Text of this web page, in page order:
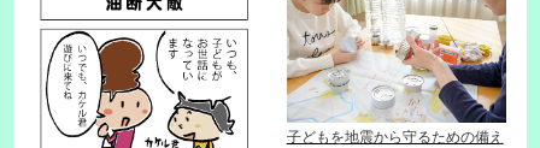
子どもを地震から守るための備え